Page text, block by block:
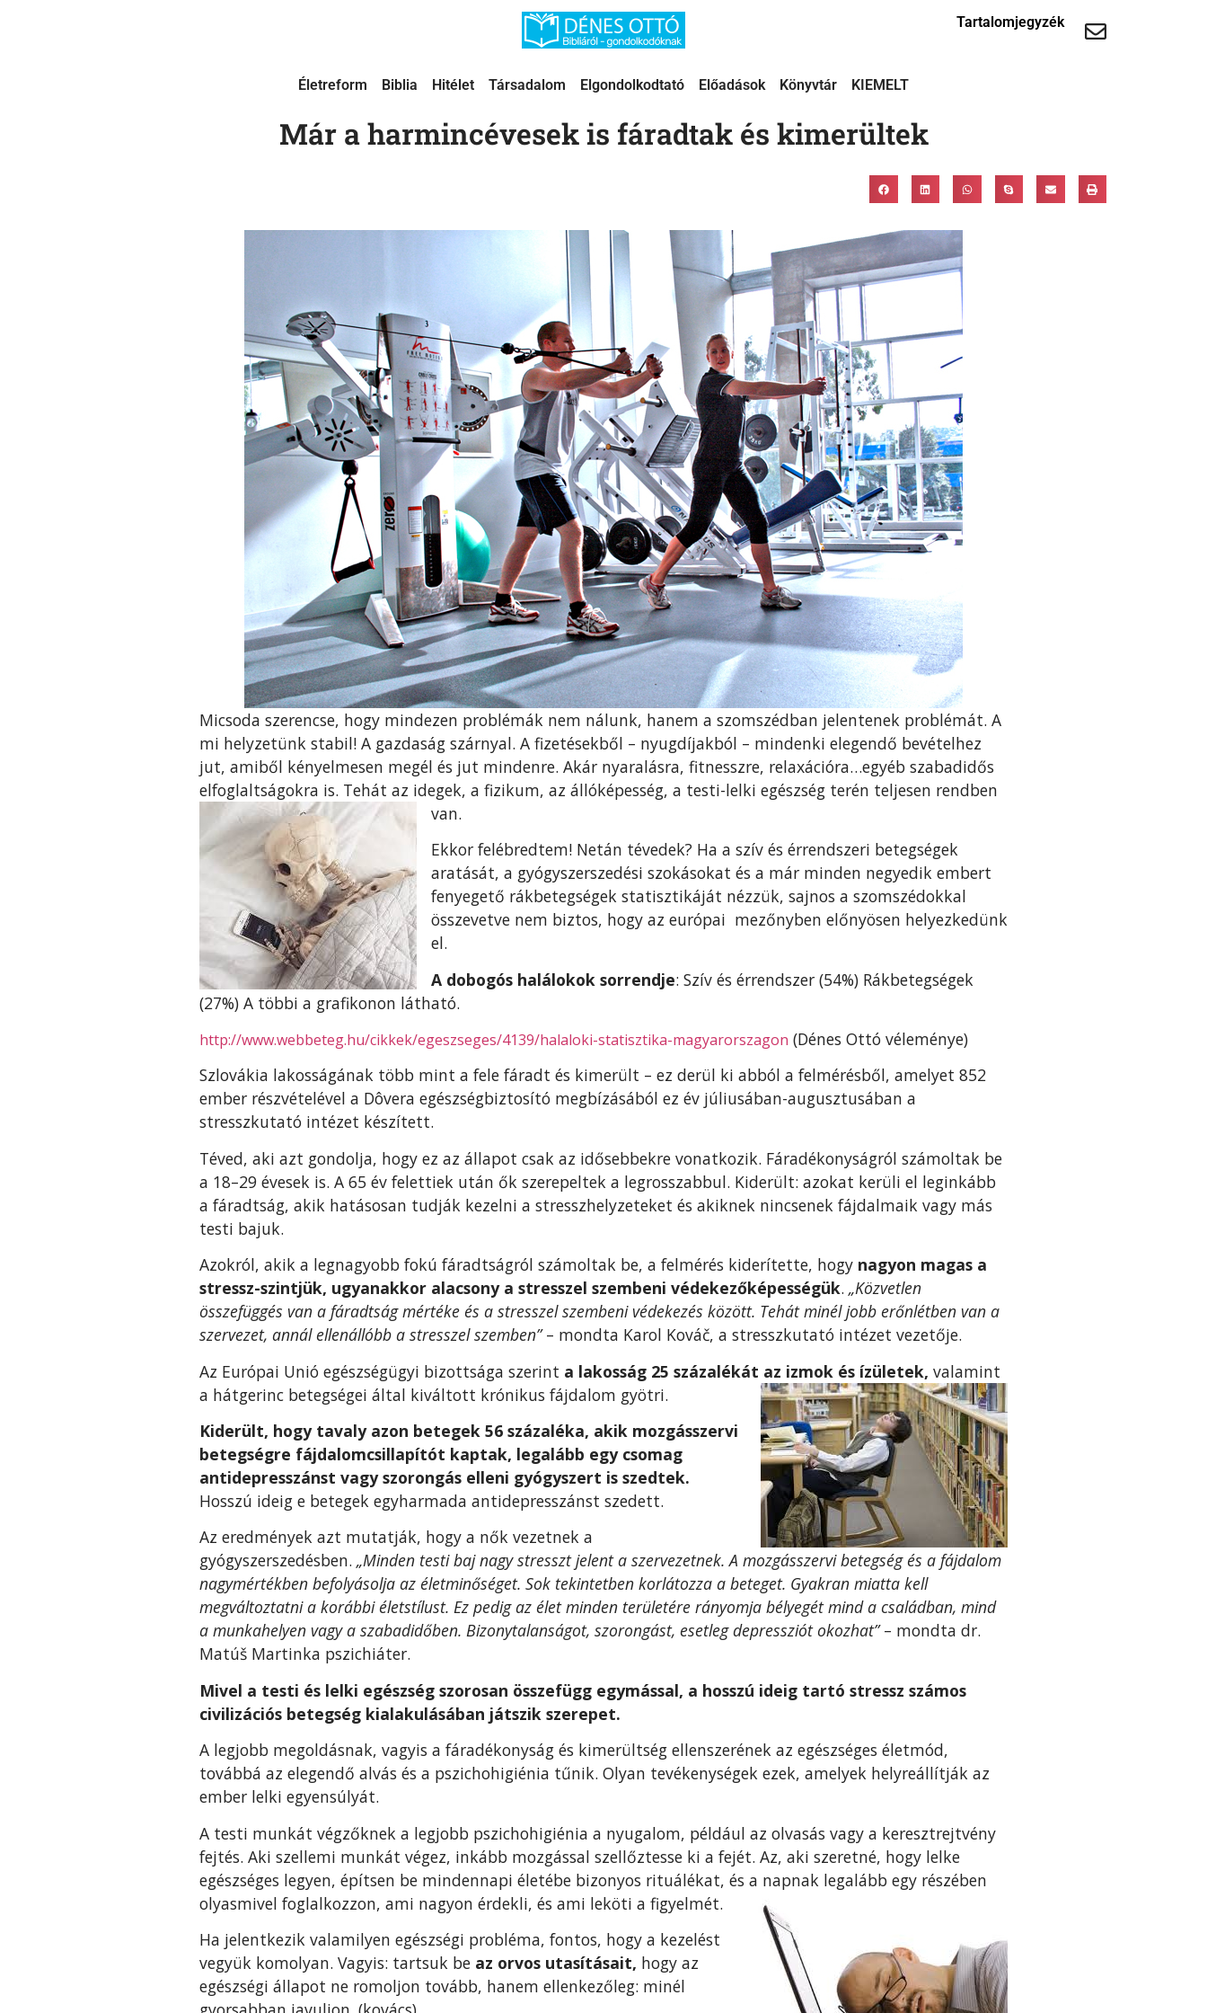
Tartalomjegyzék
Életreform Biblia Hitélet Társadalom Elgondolkodtató Előadások Könyvtár KIEMELT
Már a harmincévesek is fáradtak és kimerültek
Micsoda szerencse, hogy mindezen problémák nem nálunk, hanem a szomszédban jelentenek problémát. A
mi helyzetünk stabil! A gazdaság szárnyal. A fizetésekből – nyugdíjakból – mindenki elegendő bevételhez
jut, amiből kényelmesen megél és jut mindenre. Akár nyaralásra, fitnesszre, relaxációra…egyéb szabadidős
elfoglaltságokra is. Tehát az idegek, a fizikum, az állóképesség, a testi-lelki egészség terén teljesen rendben
van.
Ekkor felébredtem! Netán tévedek? Ha a szív és érrendszeri betegségek
aratását, a gyógyszerszedési szokásokat és a már minden negyedik embert
fenyegető rákbetegségek statisztikáját nézzük, sajnos a szomszédokkal
összevetve nem biztos, hogy az európai mezőnyben előnyösen helyezkedünk
el.
A dobogós halálokok sorrendje: Szív és érrendszer (54%) Rákbetegségek
(27%) A többi a grafikonon látható.
http://www.webbeteg.hu/cikkek/egeszseges/4139/halaloki-statisztika-magyarorszagon (Dénes Ottó véleménye)
Szlovákia lakosságának több mint a fele fáradt és kimerült – ez derül ki abból a felmérésből, amelyet 852
ember részvételével a Dôvera egészségbiztosító megbízásából ez év júliusában-augusztusában a
stresszkutató intézet készített.
Téved, aki azt gondolja, hogy ez az állapot csak az idősebbekre vonatkozik. Fáradékonyságról számoltak be
a 18–29 évesek is. A 65 év felettiek után ők szerepeltek a legrosszabbul. Kiderült: azokat kerüli el leginkább
a fáradtság, akik hatásosan tudják kezelni a stresszhelyzeteket és akiknek nincsenek fájdalmaik vagy más
testi bajuk.
Azokról, akik a legnagyobb fokú fáradtságról számoltak be, a felmérés kiderítette, hogy nagyon magas a
stressz-szintjük, ugyanakkor alacsony a stresszel szembeni védekezőképességük. „Közvetlen
összefüggés van a fáradtság mértéke és a stresszel szembeni védekezés között. Tehát minél jobb erőnlétben van a
szervezet, annál ellenállóbb a stresszel szemben”– mondta Karol Kováč, a stresszkutató intézet vezetője.
Az Európai Unió egészségügyi bizottsága szerint a lakosság 25 százalékát az izmok és ízületek, valamint
a hátgerinc betegségei által kiváltott krónikus fájdalom gyötri.
Kiderült, hogy tavaly azon betegek 56 százaléka, akik mozgásszervi
betegségre fájdalomcsillapítót kaptak, legalább egy csomag
antidepresszánst vagy szorongás elleni gyógyszert is szedtek.
Hosszú ideig e betegek egyharmada antidepresszánst szedett.
Az eredmények azt mutatják, hogy a nők vezetnek a
gyógyszerszedésben. „Minden testi baj nagy stresszt jelent a szervezetnek. A mozgásszervi betegség és a fájdalom
nagymértékben befolyásolja az életminőséget. Sok tekintetben korlátozza a beteget. Gyakran miatta kell
megváltoztatni a korábbi életstílust. Ez pedig az élet minden területére rányomja bélyegét mind a családban, mind
a munkahelyen vagy a szabadidőben. Bizonytalanságot, szorongást, esetleg depressziót okozhat”– mondta dr.
Matúš Martinka pszichiáter.
Mivel a testi és lelki egészség szorosan összefügg egymással, a hosszú ideig tartó stressz számos
civilizációs betegség kialakulásában játszik szerepet.
A legjobb megoldásnak, vagyis a fáradékonyság és kimerültség ellenszerének az egészséges életmód,
továbbá az elegendő alvás és a pszichohigiénia tűnik. Olyan tevékenységek ezek, amelyek helyreállítják az
ember lelki egyensúlyát.
A testi munkát végzőknek a legjobb pszichohigiénia a nyugalom, például az olvasás vagy a keresztrejtvény
fejtés. Aki szellemi munkát végez, inkább mozgással szellőztesse ki a fejét. Az, aki szeretné, hogy lelke
egészséges legyen, építsen be mindennapi életébe bizonyos rituálékat, és a napnak legalább egy részében
olyasmivel foglalkozzon, ami nagyon érdekli, és ami leköti a figyelmét.
Ha jelentkezik valamilyen egészségi probléma, fontos, hogy a kezelést
vegyük komolyan. Vagyis: tartsuk be az orvos utasításait, hogy az
egészségi állapot ne romoljon tovább, hanem ellenkezőleg: minél